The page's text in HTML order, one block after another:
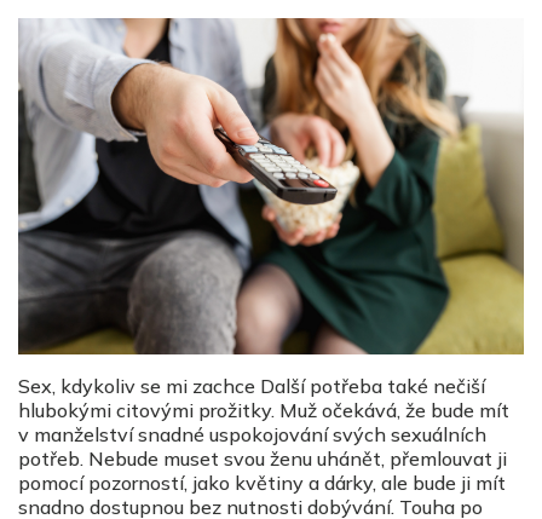
Sex, kdykoliv se mi zachce Další potřeba také nečiší
hlubokými citovými prožitky. Muž očekává, že bude mít
v manželství snadné uspokojování svých sexuálních
potřeb. Nebude muset svou ženu uhánět, přemlouvat ji
pomocí pozorností, jako květiny a dárky, ale bude ji mít
snadno dostupnou bez nutnosti dobývání. Touha po